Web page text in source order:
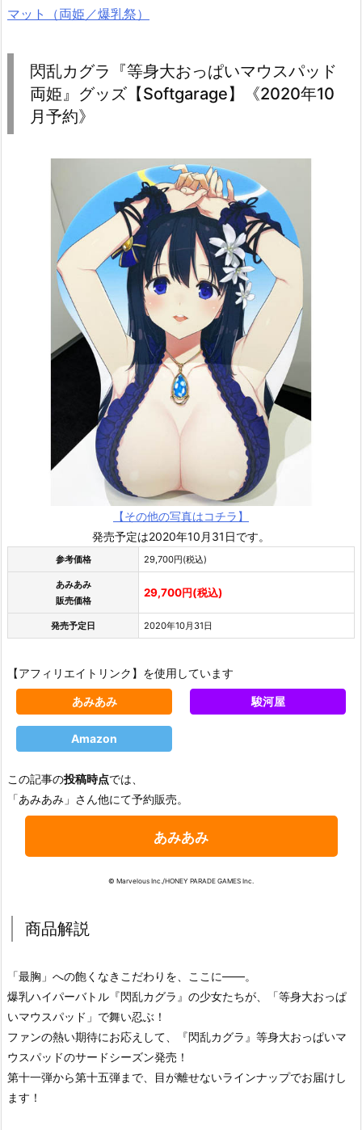
マット（両姫／爆乳祭）
閃乱カグラ『等身大おっぱいマウスパッド
両姫』グッズ【Softgarage】《2020年10
月予約》
【その他の写真はコチラ】
発売予定は2020年10月31日です。
参考価格 29,700円(税込)
あみあみ
販売価格
29,700円(税込)
発売予定日 2020年10月31日
【アフィリエイトリンク】を使用しています
あみあみ 駿河屋
Amazon
この記事の投稿時点では、
「あみあみ」さん他にて予約販売。
あみあみ
© Marvelous Inc./HONEY PARADE GAMES Inc.
商品解説
「最胸」への飽くなきこだわりを、ここに――。
爆乳ハイパーバトル『閃乱カグラ』の少女たちが、「等身大おっぱ
いマウスパッド」で舞い忍ぶ！
ファンの熱い期待にお応えして、『閃乱カグラ』等身大おっぱいマ
ウスパッドのサードシーズン発売！
第十一弾から第十五弾まで、目が離せないラインナップでお届けし
ます！